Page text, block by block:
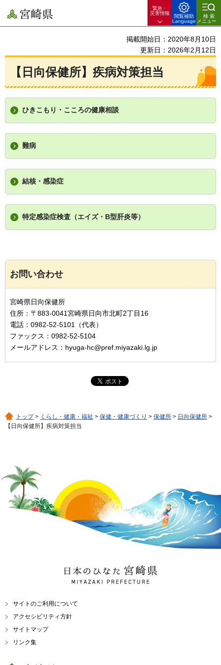
宮崎県
緊急・
災害情報
閲覧補助
Language
検索
メニュー
掲載開始日：2020年8月10日
更新日：2026年2月12日
【日向保健所】疾病対策担当
ひきこもり・こころの健康相談
難病
結核・感染症
特定感染症検査（エイズ・B型肝炎等）
お問い合わせ
宮崎県日向保健所
住所：〒883-0041宮崎県日向市北町2丁目16
電話：0982-52-5101（代表）
ファックス：0982-52-5104
メールアドレス：hyuga-hc@pref.miyazaki.lg.jp
トップ> くらし・健康・福祉 > 保健・健康づくり > 保健所 > 日向保健所 >
【日向保健所】疾病対策担当
日本のひなた 宮崎県
MIYAZAKI PREFECTURE
サイトのご利用について
アクセシビリティ方針
サイトマップ
リンク集